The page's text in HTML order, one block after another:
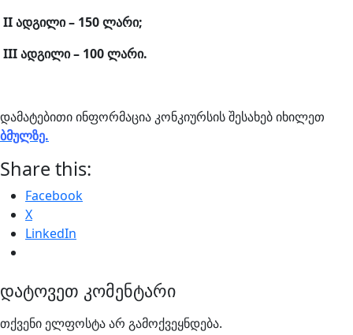
II ადგილი – 150 ლარი;
III ადგილი – 100 ლარი.
დამატებითი ინფორმაცია კონკიურსის შესახებ იხილეთ
ბმულზე.
Share this:
Facebook
X
LinkedIn
დატოვეთ კომენტარი
თქვენი ელფოსტა არ გამოქვეყნდება.